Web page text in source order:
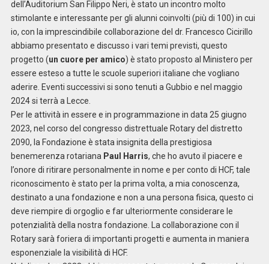
dell’Auditorium San Filippo Neri, è stato un incontro molto
stimolante e interessante per gli alunni coinvolti (più di 100) in cui
io, con la imprescindibile collaborazione del dr. Francesco Cicirillo
abbiamo presentato e discusso i vari temi previsti, questo
progetto (un cuore per amico) è stato proposto al Ministero per
essere esteso a tutte le scuole superiori italiane che vogliano
aderire. Eventi successivi si sono tenuti a Gubbio e nel maggio
2024 si terrà a Lecce.
Per le attività in essere e in programmazione in data 25 giugno
2023, nel corso del congresso distrettuale Rotary del distretto
2090, la Fondazione è stata insignita della prestigiosa
benemerenza rotariana Paul Harris, che ho avuto il piacere e
l’onore di ritirare personalmente in nome e per conto di HCF, tale
riconoscimento è stato per la prima volta, a mia conoscenza,
destinato a una fondazione e non a una persona fisica, questo ci
deve riempire di orgoglio e far ulteriormente considerare le
potenzialità della nostra fondazione. La collaborazione con il
Rotary sarà foriera di importanti progetti e aumenta in maniera
esponenziale la visibilità di HCF.